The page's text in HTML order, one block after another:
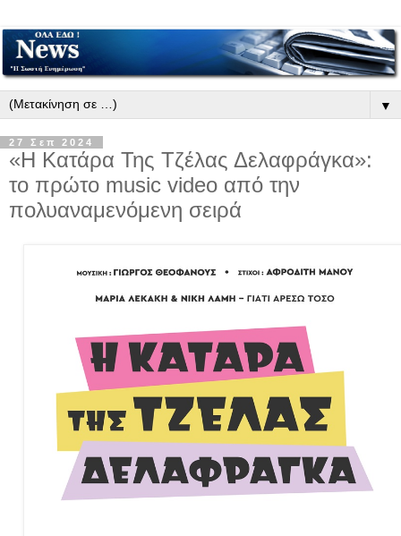
▼
27 Σεπ 2024
«Η Κατάρα Της Τζέλας Δελαφράγκα»:
το πρώτο music video από την
πολυαναμενόμενη σειρά